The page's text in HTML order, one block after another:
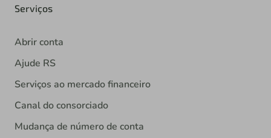
Serviços
Abrir conta
Ajude RS
Serviços ao mercado financeiro
Canal do consorciado
Mudança de número de conta